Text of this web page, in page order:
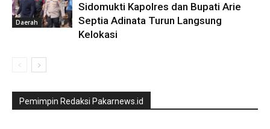
Daerah
Sidomukti Kapolres dan Bupati Arie
Septia Adinata Turun Langsung
Kelokasi
Pemimpin Redaksi Pakarnews.id